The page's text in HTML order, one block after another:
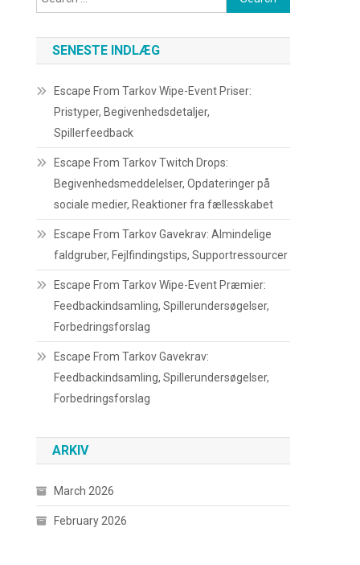
for:
SENESTE INDLÆG
Escape From Tarkov Wipe-Event Priser:
Pristyper, Begivenhedsdetaljer,
Spillerfeedback
Escape From Tarkov Twitch Drops:
Begivenhedsmeddelelser, Opdateringer på
sociale medier, Reaktioner fra fællesskabet
Escape From Tarkov Gavekrav: Almindelige
faldgruber, Fejlfindingstips, Supportressourcer
Escape From Tarkov Wipe-Event Præmier:
Feedbackindsamling, Spillerundersøgelser,
Forbedringsforslag
Escape From Tarkov Gavekrav:
Feedbackindsamling, Spillerundersøgelser,
Forbedringsforslag
ARKIV
March 2026
February 2026